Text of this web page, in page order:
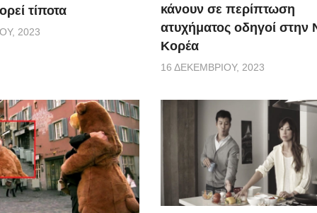
τίποτα
2023
κάνουν σε περίπτωση
ατυχήματος οδηγοί στην
Κορέα
16 ΔΕΚΕΜΒΡΊΟΥ, 2023